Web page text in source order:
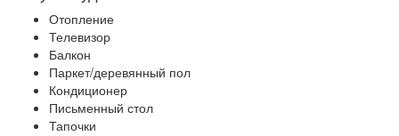
Отопление
Телевизор
Балкон
Паркет/деревянный пол
Кондиционер
Письменный стол
Тапочки